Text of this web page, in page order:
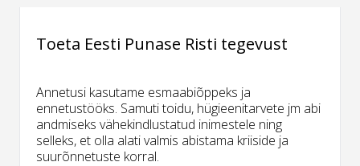
Toeta Eesti Punase Risti tegevust
Annetusi kasutame esmaabiõppeks ja
ennetustööks. Samuti toidu, hügieenitarvete jm abi
andmiseks vähekindlustatud inimestele ning
selleks, et olla alati valmis abistama kriiside ja
suurõnnetuste korral.